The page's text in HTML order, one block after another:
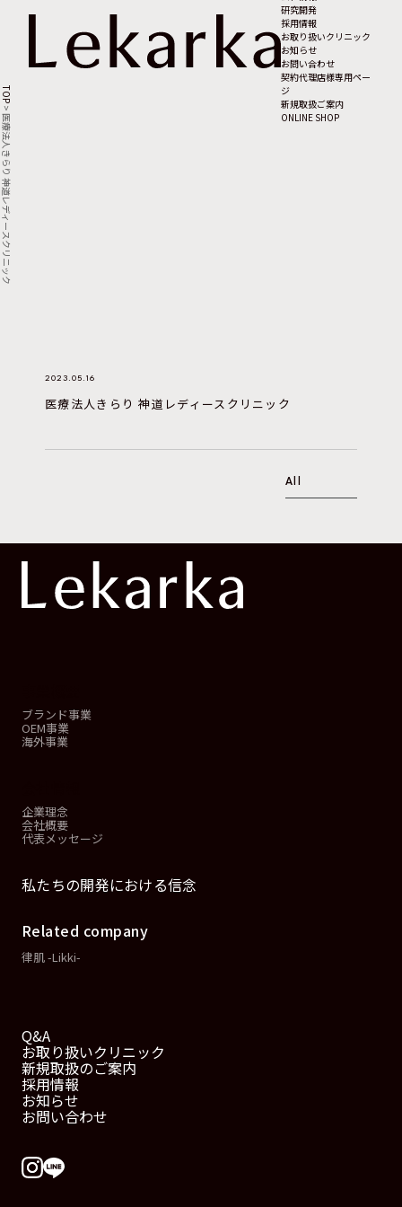
研究開発
採用情報
お取り扱いクリニック
お知らせ
お問い合わせ
契約代理店様専用ペー
ジ
新規取扱ご案内
ONLINE SHOP
TOP
>
医療法人きらり 神道レディースクリニック
2023.05.16
医療法人きらり 神道レディースクリニック
All
ブランド事業
OEM事業
海外事業
企業理念
会社概要
代表メッセージ
私たちの開発における信念
Related company
律肌 -Likki-
Q&A
お取り扱いクリニック
新規取扱のご案内
採用情報
お知らせ
お問い合わせ